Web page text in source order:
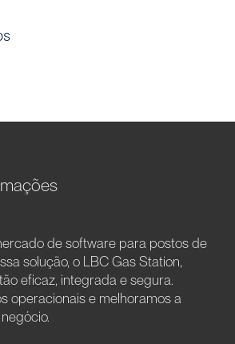
de software para postos de
solução, o LBC Gas Station,
eficaz, integrada e segura.
operacionais e melhoramos a